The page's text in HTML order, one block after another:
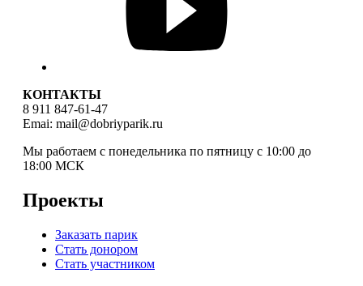
КОНТАКТЫ
8 911 847-61-47
Emai: mail@dobriyparik.ru
Мы работаем с понедельника по пятницу с 10:00 до
18:00 МСК
Проекты
Заказать парик
Стать донором
Стать участником